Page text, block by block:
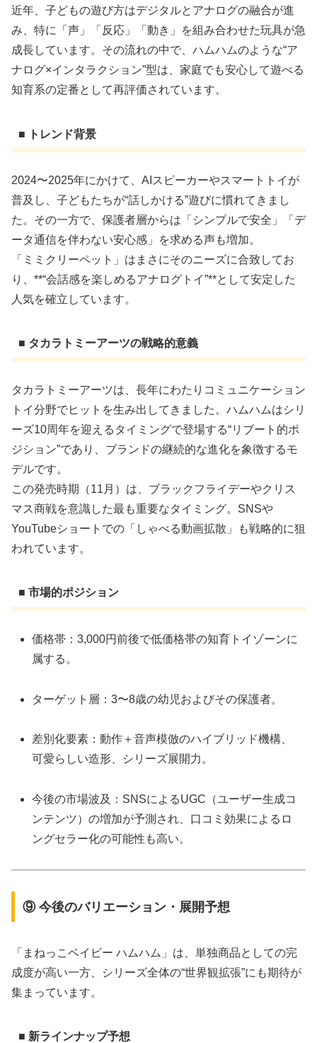
近年、子どもの遊び方はデジタルとアナログの融合が進
み、特に「声」「反応」「動き」を組み合わせた玩具が急
成長しています。その流れの中で、ハムハムのような“ア
ナログ×インタラクション”型は、家庭でも安心して遊べる
知育系の定番として再評価されています。
■ トレンド背景
2024〜2025年にかけて、AIスピーカーやスマートトイが
普及し、子どもたちが“話しかける”遊びに慣れてきまし
た。その一方で、保護者層からは「シンプルで安全」「デ
ータ通信を伴わない安心感」を求める声も増加。
「ミミクリーペット」はまさにそのニーズに合致してお
り、**“会話感を楽しめるアナログトイ”**として安定した
人気を確立しています。
■ タカラトミーアーツの戦略的意義
タカラトミーアーツは、長年にわたりコミュニケーション
トイ分野でヒットを生み出してきました。ハムハムはシリ
ーズ10周年を迎えるタイミングで登場する“リブート的ポ
ジション”であり、ブランドの継続的な進化を象徴するモ
デルです。
この発売時期（11月）は、ブラックフライデーやクリス
マス商戦を意識した最も重要なタイミング。SNSや
YouTubeショートでの「しゃべる動画拡散」も戦略的に狙
われています。
■ 市場的ポジション
価格帯：3,000円前後で低価格帯の知育トイゾーンに
属する。
ターゲット層：3〜8歳の幼児およびその保護者。
差別化要素：動作＋音声模倣のハイブリッド機構、
可愛らしい造形、シリーズ展開力。
今後の市場波及：SNSによるUGC（ユーザー生成コ
ンテンツ）の増加が予測され、口コミ効果によるロ
ングセラー化の可能性も高い。
⑨ 今後のバリエーション・展開予想
「まねっこベイビー ハムハム」は、単独商品としての完
成度が高い一方、シリーズ全体の“世界観拡張”にも期待が
集まっています。
■ 新ラインナップ予想